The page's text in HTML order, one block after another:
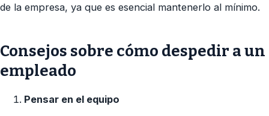
de la empresa, ya que es esencial mantenerlo al mínimo.
Consejos sobre cómo despedir a un
empleado
Pensar en el equipo